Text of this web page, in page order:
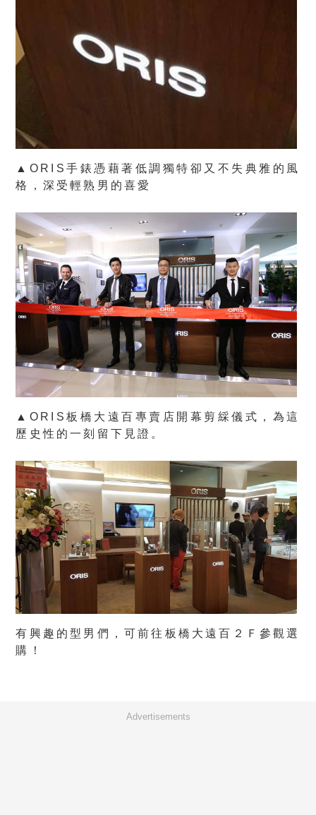
▲ORIS手錶憑藉著低調獨特卻又不失典雅的風
格，深受輕熟男的喜愛
▲ORIS板橋大遠百專賣店開幕剪綵儀式，為這
歷史性的一刻留下見證。
有興趣的型男們，可前往板橋大遠百２Ｆ參觀選
購！
Advertisements